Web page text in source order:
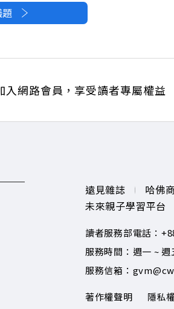
入網路會員，享受讀者專屬權益
遠見雜誌 哈佛
未來親子學習平台
讀者服務部電話：
服務時間：週一 ~
服務信箱：
著作權聲明 隱私